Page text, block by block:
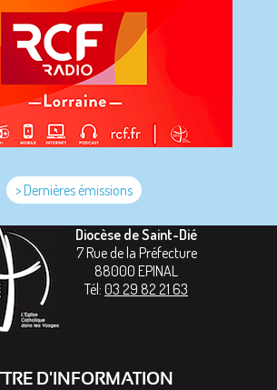
> Dernières émissions
Diocèse de Saint-Dié
7 Rue de la Préfecture
88000 EPINAL
Tél: 03 29 82 21 63
D'INFORMATION